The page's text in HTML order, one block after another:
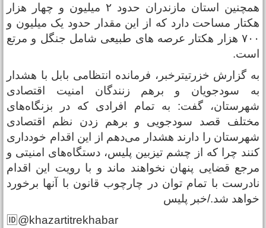
همچنین استان مازندران حدود ۲ میلیون و چهار هزار
مساحت دارد که از این مقدار حدود یک میلیون و
۷۰۰ هزار هکتار عرصه های طبیعی شامل جنگل و مرتع
گزارش خزرتیترخبر، فرمانده انتظامی بابل با هشدار
سودجویان و برهم زنندگان امنیت اقتصادی
گفت: به تمام افرادی که در بزنگاه‌های
قصد سودجویی و برهم زدن نظم اقتصادی
را دارند هشدار می‌دهم از این اقدام خودداری
چرا که از چشم تیزبین پلیس، دستگاه‌های امنیتی و
قضایی پنهان نخواهند ماند و با رویت این اقدام
با تمام توان در چارچوب قانون با آنها برخورد
شد./خبر پلیس
🆔@khazartitrekhabar